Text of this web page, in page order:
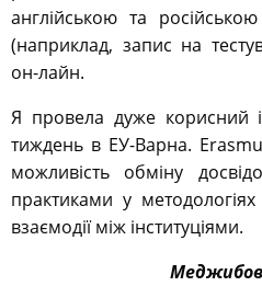
англійською та
(наприклад, запис на
он-лайн.
Я провела дуже корисний
тиждень в ЕУ-Варна.
можливість обміну
практиками у
взаємодії між інституціями.